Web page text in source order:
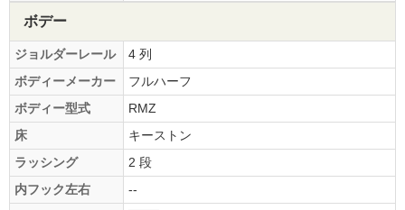
ボデー
ジョルダーレール
4 列
ボディーメーカー
フルハーフ
ボディー型式
RMZ
床
キーストン
ラッシング
2 段
内フック左右
--